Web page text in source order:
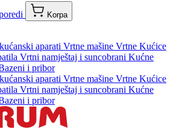
Korpa
aparati Vrtne mašine Vrtne Kućice
Vrtni namještaj i suncobrani Kućne
i pribor
aparati Vrtne mašine Vrtne Kućice
Vrtni namještaj i suncobrani Kućne
i pribor